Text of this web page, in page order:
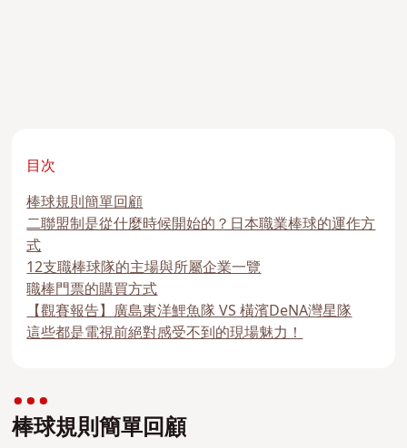
目次
棒球規則簡單回顧
二聯盟制是從什麼時候開始的？日本職業棒球的運作方
式
12支職棒球隊的主場與所屬企業一覽
職棒門票的購買方式
【觀賽報告】廣島東洋鯉魚隊 VS 橫濱DeNA灣星隊
這些都是電視前絕對感受不到的現場魅力！
棒球規則簡單回顧